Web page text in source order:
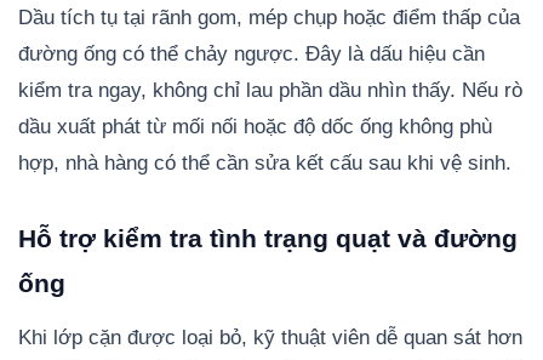
Dầu tích tụ tại rãnh gom, mép chụp hoặc điểm thấp của
đường ống có thể chảy ngược. Đây là dấu hiệu cần
kiểm tra ngay, không chỉ lau phần dầu nhìn thấy. Nếu rò
dầu xuất phát từ mối nối hoặc độ dốc ống không phù
hợp, nhà hàng có thể cần sửa kết cấu sau khi vệ sinh.
Hỗ trợ kiểm tra tình trạng quạt và đường
ống
Khi lớp cặn được loại bỏ, kỹ thuật viên dễ quan sát hơn